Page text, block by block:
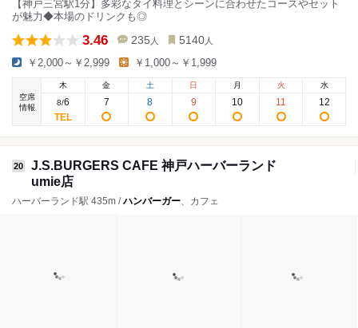
【神戸三宮駅1分】多彩なタイ料理とシーンに合わせたコースやセット
が魅力◆本場のドリンクも◎
3.46 235 人 5140 人
￥2,000～￥2,999 ￥1,000～￥1,999
空席
情報
木
8/6
金
7
土
8
日
9
月
10
火
11
水
12
20
J.S.BURGERS CAFE 神戸ハーバーランド
umie店
ハーバーランド駅 435m /ハンバーガー、カフェ